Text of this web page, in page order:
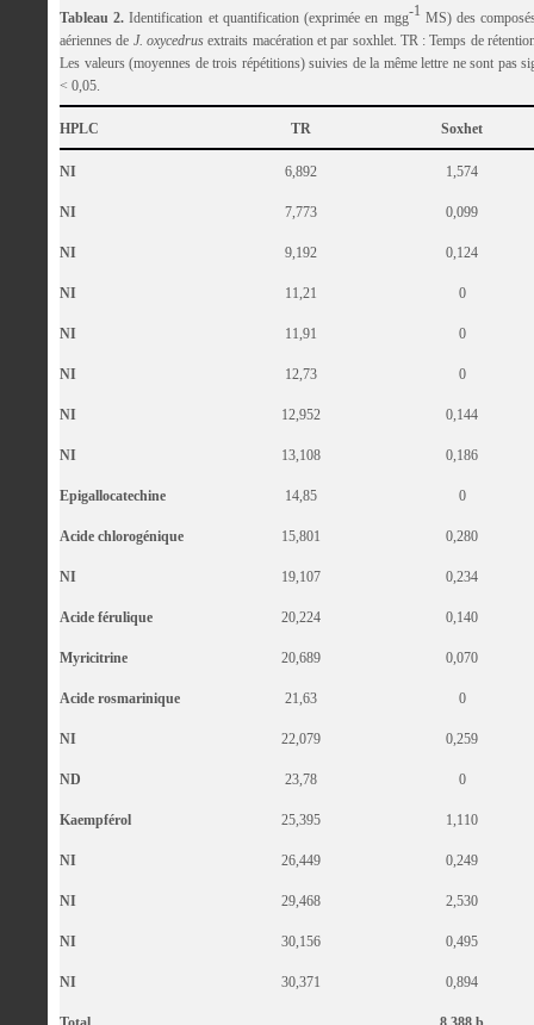
Tableau 2. Identification et quantification (exprimée en mgg-1 MS) des
aériennes de J. oxycedrusextraits macération et par soxhlet. TR : Temps de
Les valeurs (moyennes de trois répétitions) suivies de la même lettre ne sont pas
< 0,05.
HPLC TR Soxhet
NI 6,892 1,574
NI 7,773 0,099
NI 9,192 0,124
NI 11,21 0
NI 11,91 0
NI 12,73 0
NI 12,952 0,144
NI 13,108 0,186
Epigallocatechine 14,85 0
Acide chlorogénique 15,801 0,280
NI 19,107 0,234
Acide férulique 20,224 0,140
Myricitrine 20,689 0,070
Acide rosmarinique 21,63 0
NI 22,079 0,259
ND 23,78 0
Kaempférol 25,395 1,110
NI 26,449 0,249
NI 29,468 2,530
NI 30,156 0,495
NI 30,371 0,894